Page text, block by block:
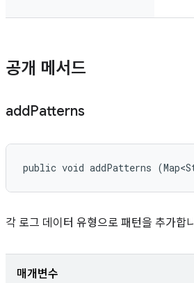
공개 메서드
addPatterns
public void addPatterns
각 로그 데이터 유형으로 패턴을 추가합
매개변수